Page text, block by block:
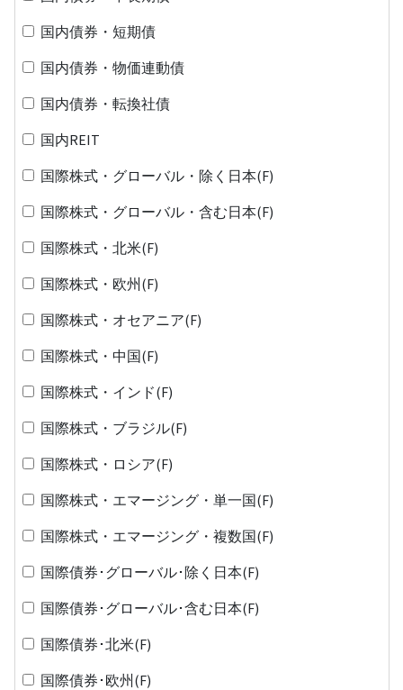
国内債券・短期債
国内債券・物価連動債
国内債券・転換社債
国内REIT
国際株式・グローバル・除く日本(F)
国際株式・グローバル・含む日本(F)
国際株式・北米(F)
国際株式・欧州(F)
国際株式・オセアニア(F)
国際株式・中国(F)
国際株式・インド(F)
国際株式・ブラジル(F)
国際株式・ロシア(F)
国際株式・エマージング・単一国(F)
国際株式・エマージング・複数国(F)
国際債券･グローバル･除く日本(F)
国際債券･グローバル･含む日本(F)
国際債券･北米(F)
国際債券･欧州(F)